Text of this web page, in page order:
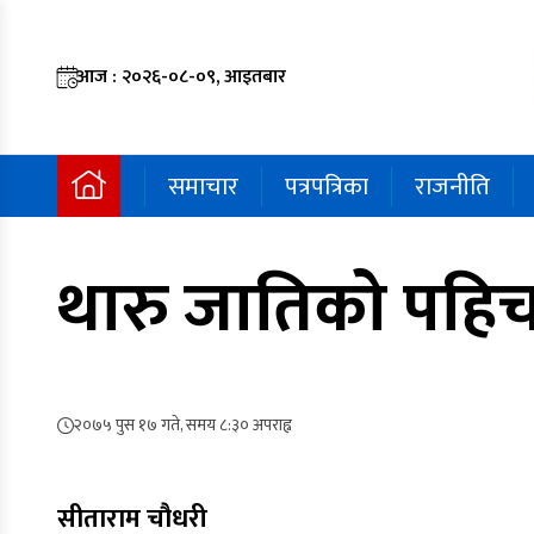
आज : २०२६-०८-०९, आइतबार
समाचार पत्रपत्रिका राजनीति
थारु जातिको
२०७५ पुस १७ गते, समय ८:३० अपराह्न
सीताराम चौधरी